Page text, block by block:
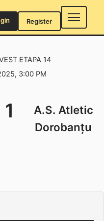
Register
ETAPA 14
3:00 PM
1
A.S. Atletic
Dorobanțu